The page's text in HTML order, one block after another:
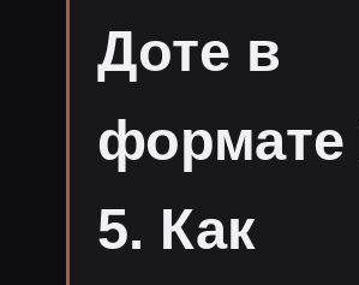
Доте в
5. Как